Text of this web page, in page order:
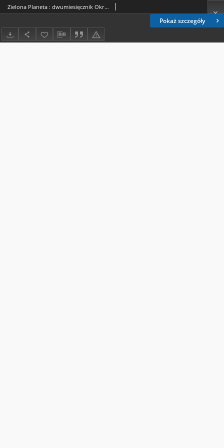
Pokaż szczegóły
Zielona Planeta : dwumiesięcznik Okręgu Dolnośląskiego PKE / Okręg Dolnośląski Polskiego Klubu Ekologicznego.2023, 5=170